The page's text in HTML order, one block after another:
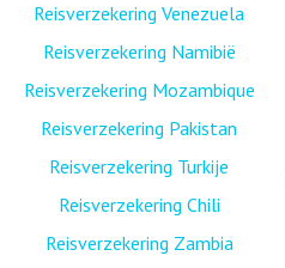
Reisverzekering Venezuela
Reisverzekering Namibië
Reisverzekering Mozambique
Reisverzekering Pakistan
Reisverzekering Turkije
Reisverzekering Chili
Reisverzekering Zambia